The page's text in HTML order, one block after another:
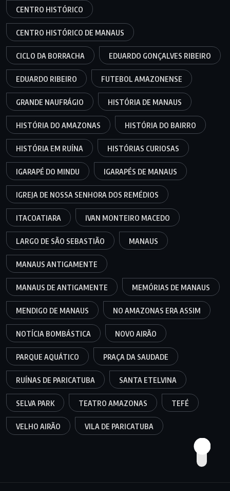
CENTRO HISTÓRICO
CENTRO HISTÓRICO DE MANAUS
CICLO DA BORRACHA EDUARDO GONÇALVES RIBEIRO
EDUARDO RIBEIRO FUTEBOL AMAZONENSE
GRANDE NAUFRÁGIO HISTÓRIA DE MANAUS
HISTÓRIA DO AMAZONAS HISTÓRIA DO BAIRRO
HISTÓRIA EM RUÍNA HISTÓRIAS CURIOSAS
IGARAPÉ DO MINDU IGARAPÉS DE MANAUS
IGREJA DE NOSSA SENHORA DOS REMÉDIOS
ITACOATIARA IVAN MONTEIRO MACEDO
LARGO DE SÃO SEBASTIÃO MANAUS
MANAUS ANTIGAMENTE
MANAUS DE ANTIGAMENTE MEMÓRIAS DE MANAUS
MENDIGO DE MANAUS NO AMAZONAS ERA ASSIM
NOTÍCIA BOMBÁSTICA NOVO AIRÃO
PARQUE AQUÁTICO PRAÇA DA SAUDADE
RUÍNAS DE PARICATUBA SANTA ETELVINA
SELVA PARK TEATRO AMAZONAS TEFÉ
VELHO AIRÃO VILA DE PARICATUBA